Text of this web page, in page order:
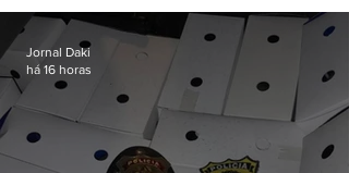
Fluminense
Jornal Daki
há 16 horas